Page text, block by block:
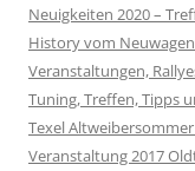
Neuigkeiten 2020 –
History vom
Veranstaltungen,
Tuning, Treffen, Tipps
Texel
Veranstaltung 2017